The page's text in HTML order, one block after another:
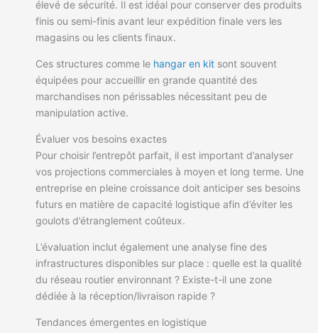
élevé de sécurité. Il est idéal pour conserver des produits
finis ou semi-finis avant leur expédition finale vers les
magasins ou les clients finaux.
Ces structures comme le hangar en kit sont souvent
équipées pour accueillir en grande quantité des
marchandises non périssables nécessitant peu de
manipulation active.
Évaluer vos besoins exactes
Pour choisir l’entrepôt parfait, il est important d’analyser
vos projections commerciales à moyen et long terme. Une
entreprise en pleine croissance doit anticiper ses besoins
futurs en matière de capacité logistique afin d’éviter les
goulots d’étranglement coûteux.
L’évaluation inclut également une analyse fine des
infrastructures disponibles sur place : quelle est la qualité
du réseau routier environnant ? Existe-t-il une zone
dédiée à la réception/livraison rapide ?
Tendances émergentes en logistique